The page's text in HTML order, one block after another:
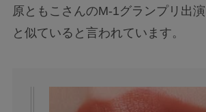
原ともこさんのM-1グランプリ出
と似ていると言われています。